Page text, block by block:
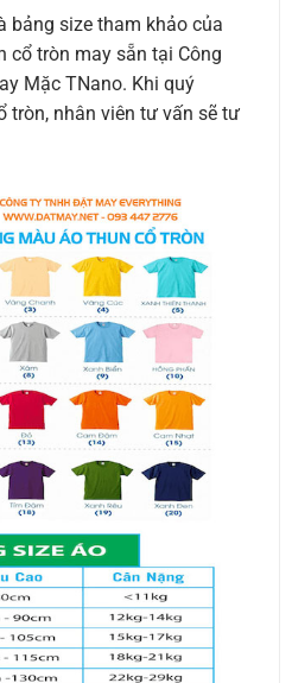
bảng size tham khảo của
cổ tròn may sẵn tại Công
Mặc TNano. Khi quý
tròn, nhân viên tư vấn sẽ tư